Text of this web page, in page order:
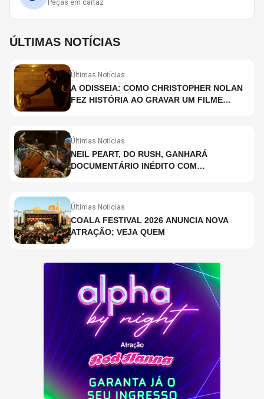
Peças em cartaz
ÚLTIMAS NOTÍCIAS
Últimas Notícias
A ODISSEIA: COMO CHRISTOPHER NOLAN
FEZ HISTÓRIA AO GRAVAR UM FILME
Últimas Notícias
NEIL PEART, DO RUSH, GANHARÁ
DOCUMENTÁRIO INÉDITO COM
Últimas Notícias
COALA FESTIVAL 2026 ANUNCIA NOVA
ATRAÇÃO; VEJA QUEM